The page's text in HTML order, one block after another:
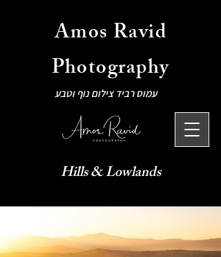
Amos Ravid
Photography
עמוס רביד צילום נוף וטבע
Hills & Lowlands